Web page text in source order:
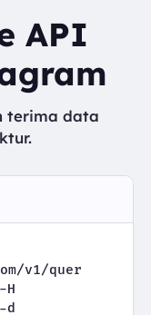
API
terima data
v1/quer